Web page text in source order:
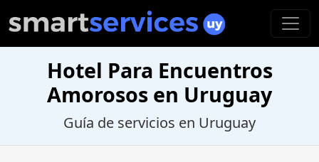
Hotel Para Encuentros
Amorosos en Uruguay
Guía de servicios en Uruguay